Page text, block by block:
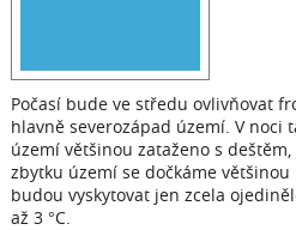
Počasí bude ve středu ovlivňovat
hlavně severozápad území. V noci
území většinou zataženo s
zbytku území se dočkáme
budou vyskytovat jen zcela
až 3 °C.